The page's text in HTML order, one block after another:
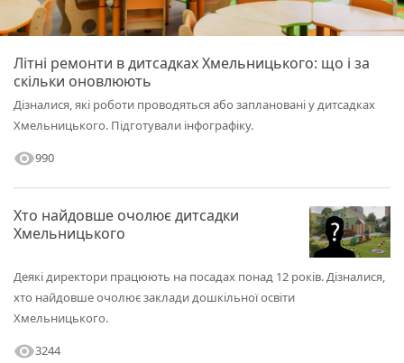
Літні ремонти в дитсадках Хмельницького: що і за
скільки оновлюють
Дізналися, які роботи проводяться або заплановані у дитсадках
Хмельницького. Підготували інфографіку.
visibility990
Хто найдовше очолює дитсадки
Хмельницького
Деякі директори працюють на посадах понад 12 років. Дізналися,
хто найдовше очолює заклади дошкільної освіти
Хмельницького.
visibility3244